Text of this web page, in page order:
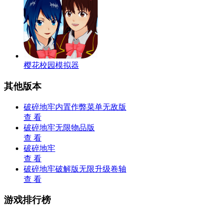
樱花校园模拟器
其他版本
破碎地牢内置作弊菜单无敌版
查 看
破碎地牢无限物品版
查 看
破碎地牢
查 看
破碎地牢破解版无限升级卷轴
查 看
游戏排行榜